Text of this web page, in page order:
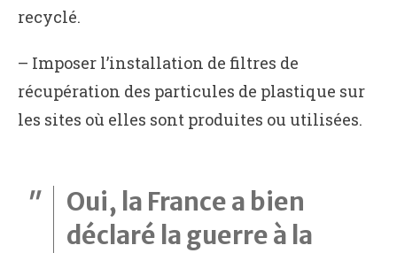
recyclé.
– Imposer l’installation de filtres de
récupération des particules de plastique sur
les sites où elles sont produites ou utilisées.
Oui, la France a bien
déclaré la guerre à la